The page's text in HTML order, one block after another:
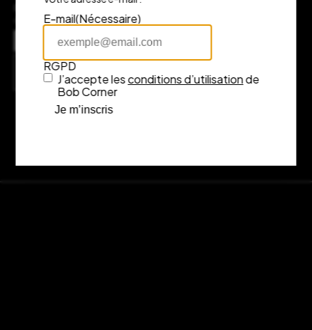
pas à nous contacter, nous serons ravis de vous accompagner
dans votre expérience d’achat.
7 rue Fénelon, 33000 Bordeaux
Consulter l’itinéraire sur Google Maps
E-mail(Nécessaire)
RGPD
J’accepte lesconditions d’utilisationde
Bob Corner
Je m’inscris